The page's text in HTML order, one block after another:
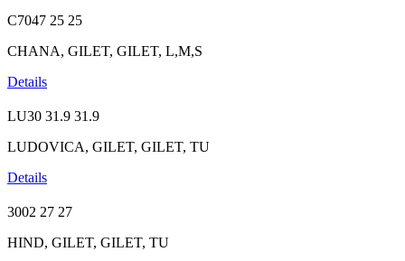
C7047 25 25
CHANA, GILET, GILET, L,M,S
Details
LU30 31.9 31.9
LUDOVICA, GILET, GILET, TU
Details
3002 27 27
HIND, GILET, GILET, TU